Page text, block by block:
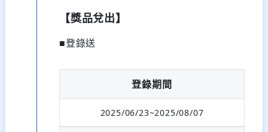
【獎品兌出】
■登錄送
登錄期間
2025/06/23~2025/08/07